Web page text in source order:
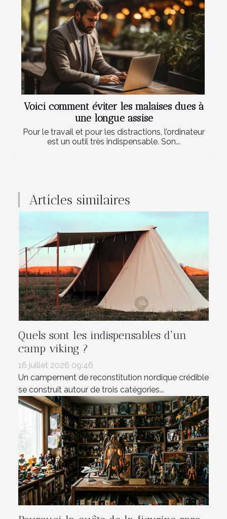
Voici comment éviter les malaises dues à
une longue assise
Pour le travail et pour les distractions, l’ordinateur
est un outil très indispensable. Son...
Articles similaires
Quels sont les indispensables d'un
camp viking ?
16 juillet 2026 09:46
Un campement de reconstitution nordique crédible
se construit autour de trois catégories...